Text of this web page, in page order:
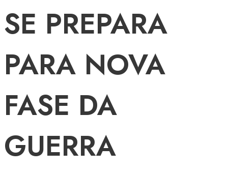
SE PREPARA
PARA NOVA
FASE DA
GUERRA